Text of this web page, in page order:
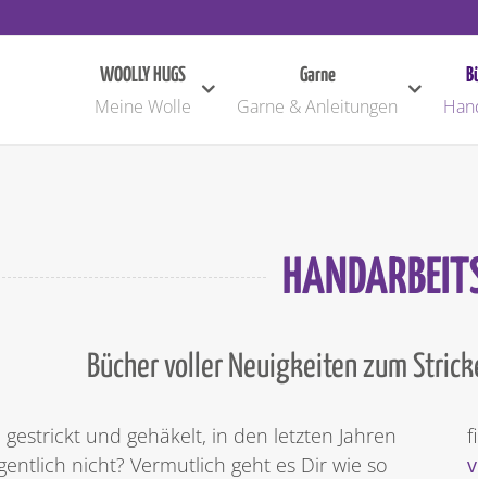
WOOLLY HUGS
Meine Wolle
Garne
Garne & Anleitungen
Bücher voller Neuigkeiten zum
und gehäkelt, in den letzten Jahren
nicht? Vermutlich geht es Dir wie so